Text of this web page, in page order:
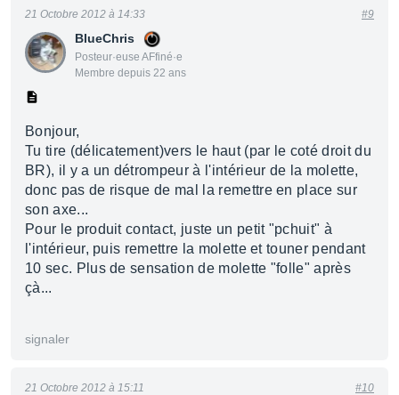
BlueChris
Posteur·euse AFfiné·e
Membre depuis 22 ans
21 Octobre 2012 à 14:33 #9
Bonjour,
Tu tire (délicatement)vers le haut (par le coté droit du
BR), il y a un détrompeur à l'intérieur de la molette,
donc pas de risque de mal la remettre en place sur
son axe...
Pour le produit contact, juste un petit "pchuit" à
l'intérieur, puis remettre la molette et touner pendant
10 sec. Plus de sensation de molette "folle" après
çà...
signaler
21 Octobre 2012 à 15:11 #10